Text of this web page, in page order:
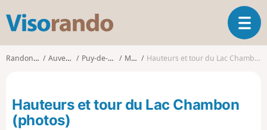
s
d
O
u
Randonnées Auvergne Puy-de-Dôme Murol Hauteurs et tour du Lac Chambon (photos)
Hauteurs et tour du Lac Chambon
(photos)